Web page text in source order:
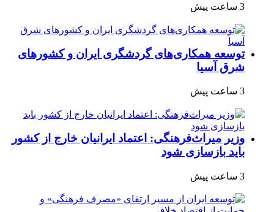
3 ساعت پیش
توسعه همکاری‌های گردشگری ایران و کشورهای
شرق آسیا
3 ساعت پیش
وزیر میراث‌فرهنگی: اعتماد ایرانیان خارج از کشور
باید بازسازی شود
3 ساعت پیش